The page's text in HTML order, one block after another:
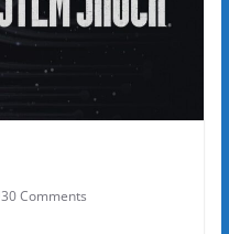
30 Comments